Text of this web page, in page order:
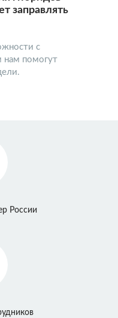
заправлять
с
нам помогут
России